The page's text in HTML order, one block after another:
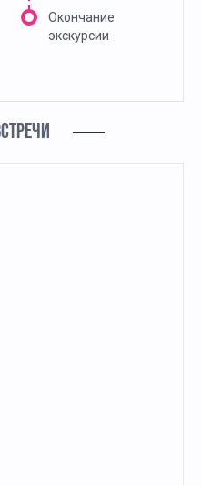
Окончание
экскурсии